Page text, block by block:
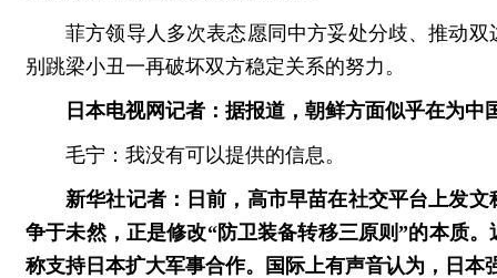
菲方领导人多次表态愿同中方妥处分歧、推动
别跳梁小丑一再破坏双方稳定关系的努力。
日本电视网记者：据报道，朝鲜方面似乎在为
毛宁：我没有可以提供的信息。
新华社记者：日前，高市早苗在社交平台上发
争于未然，正是修改“防卫装备转移三原则”的本质
称支持日本扩大军事合作。国际上有声音认为，日